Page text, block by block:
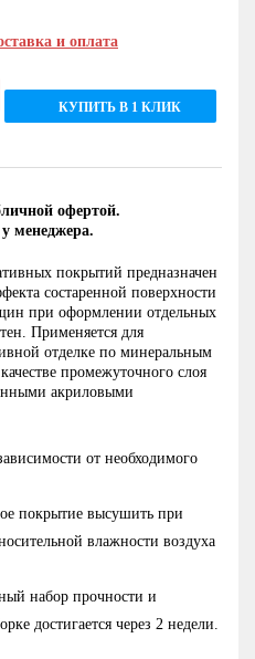
и оплата
КУПИТЬ В 1 КЛИК
офертой.
менеджера.
покрытий предназначен
состаренной поверхности
при оформлении отдельных
Применяется для
отделке по минеральным
промежуточного слоя
акриловыми
от необходимого
покрытие высушить при
влажности воздуха
набор прочности и
достигается через 2 недели.